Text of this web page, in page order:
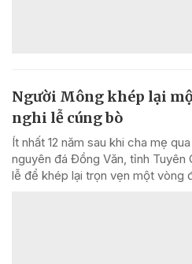
Người Mông khép lại
nghi lễ cúng bò
Ít nhất 12 năm sau khi cha mẹ
nguyên đá Đồng Văn, tỉnh
lễ để khép lại trọn vẹn một vòng